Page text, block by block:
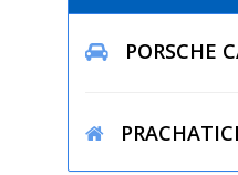
PORSCHE